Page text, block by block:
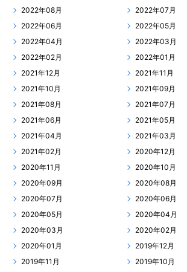
2022年08月
2022年07月
2022年06月
2022年05月
2022年04月
2022年03月
2022年02月
2022年01月
2021年12月
2021年11月
2021年10月
2021年09月
2021年08月
2021年07月
2021年06月
2021年05月
2021年04月
2021年03月
2021年02月
2020年12月
2020年11月
2020年10月
2020年09月
2020年08月
2020年07月
2020年06月
2020年05月
2020年04月
2020年03月
2020年02月
2020年01月
2019年12月
2019年11月
2019年10月